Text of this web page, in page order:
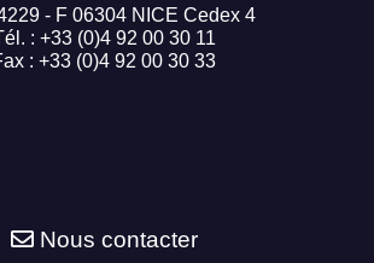
- F 06304 NICE Cedex 4
: +33 (0)4 92 00 30 11
: +33 (0)4 92 00 30 33
Nous contacter